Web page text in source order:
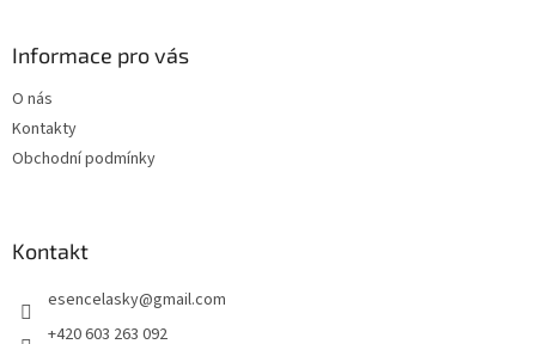
Informace pro vás
O nás
Kontakty
Obchodní podmínky
Kontakt
esencelasky@gmail.com
+420 603 263 092